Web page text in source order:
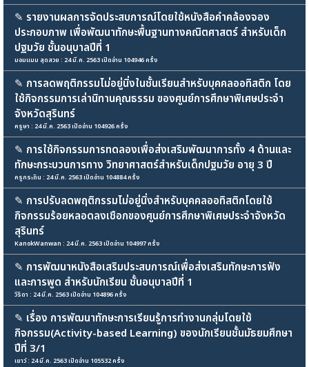
✎ รายงานผลการจัดประสบการณ์โดยใช้หนังสือคำคล้องจอง
ประกอบภาพ เพื่อพัฒนาทักษะพื้นฐานทางคณิตศาสตร์ สำหรับเด็ก
ปฐมวัย ชั้นอนุบาลปีที่ 1
มอมแมม สุดสวย : 24 มี.ค. 2563 เปิดอ่าน 104946 ครั้ง
✎ การลดพฤติกรรมไม่อยู่นิ่งในชั้นเรียนสำหรับบุคคลออทิสติก โดย
ใช้กิจกรรมการเล่านิทานคุณธรรม ของศูนย์การศึกษาพิเศษประจำ
จังหวัดสุรินทร์
ครูษา : 24 มี.ค. 2563 เปิดอ่าน 104926 ครั้ง
✎ การใช้กิจกรรมการทดลองเพื่อส่งเสริมพัฒนาการทั้ง 4 ด้านและ
ทักษะกระบวนการทาง วิทยาศาสตร์สำหรับเด็กปฐมวัย อายุ 3 ปี
ครูกระถิน : 24 มี.ค. 2563 เปิดอ่าน 104884 ครั้ง
✎ การปรับลดพฤติกรรมไม่อยู่นิ่งสำหรับบุคคลออทิสติกโดยใช้
กิจกรรมร้อยหลอดลงเชือกของศูนย์การศึกษาพิเศษประจำจังหวัด
สุรินทร์
KanokWanwan : 24 มี.ค. 2563 เปิดอ่าน 104997 ครั้ง
✎ การพัฒนาหนังสือเสริมประสบการณ์เพื่อส่งเสริมทักษะการฟัง
และการพูด สำหรับนักเรียน ชั้นอนุบาลปีที่ 1
วิริดา : 24 มี.ค. 2563 เปิดอ่าน 104896 ครั้ง
✎ เรื่อง การพัฒนาทักษะการเรียนรู้การทำงานกลุ่มโดยใช้
กิจกรรม(Activity-based Learning) ของนักเรียนชั้นมัธยมศึกษา
ปีที่ 3/1
เยาว์ : 24 มี.ค. 2563 เปิดอ่าน 105532 ครั้ง